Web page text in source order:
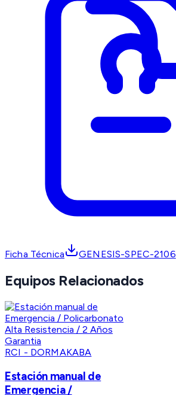
Ficha Técnica GENESIS-SPEC-2106
Equipos Relacionados
RCI - DORMAKABA
Estación manual de
Emergencia /